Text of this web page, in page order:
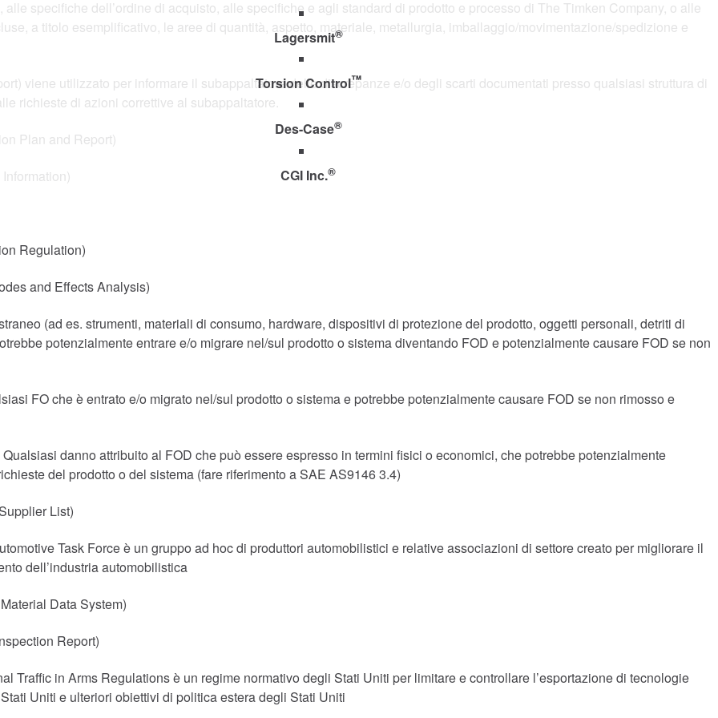
Lagersmit®
Torsion Control™
Des-Case®
CGI Inc.®
specifiche dell’ordine di acquisto, alle specifiche e agli standard di prodotto e processo di The Timken Company, o alle
a titolo esemplificativo, le aree di quantità, aspetto, materiale, metallurgia, imballaggio/movimentazione/spedizione e
viene utilizzato per informare il subappaltatore delle discrepanze e/o degli scarti documentati presso qualsiasi struttura di
richieste di azioni correttive al subappaltatore.
Plan and Report)
Regulation)
and Effects Analysis)
(ad es. strumenti, materiali di consumo, hardware, dispositivi di protezione del prodotto, oggetti personali, detriti di
potenzialmente entrare e/o migrare nel/sul prodotto o sistema diventando FOD e potenzialmente causare FOD se non
FO che è entrato e/o migrato nel/sul prodotto o sistema e potrebbe potenzialmente causare FOD se non rimosso e
Qualsiasi danno attribuito al FOD che può essere espresso in termini fisici o economici, che potrebbe potenzialmente
del prodotto o del sistema (fare riferimento a SAE AS9146 3.4)
List)
Task Force è un gruppo ad hoc di produttori automobilistici e relative associazioni di settore creato per migliorare il
dell’industria automobilistica
Data System)
Report)
Traffic in Arms Regulations è un regime normativo degli Stati Uniti per limitare e controllare l’esportazione di tecnologie
Uniti e ulteriori obiettivi di politica estera degli Stati Uniti